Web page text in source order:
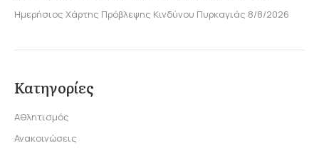
Ημερήσιος Χάρτης Πρόβλεψης Κινδύνου Πυρκαγιάς 8/8/2026
Κατηγορίες
Αθλητισμός
Ανακοινώσεις